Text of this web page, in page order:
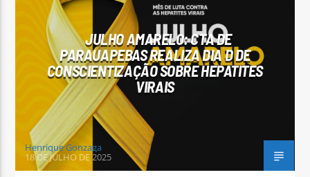
Arara Azul FM
JULHO AMARELO: CTA DE
PARAUAPEBAS REALIZA DIA D DE
CONSCIENTIZAÇÃO SOBRE HEPATITES
VIRAIS
Henrique Gonzaga
18 DE JULHO DE 2025